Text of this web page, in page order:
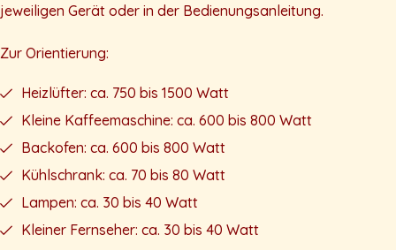
jeweiligen Gerät oder in der Bedienungsanleitung.
Zur Orientierung:
Heizlüfter: ca. 750 bis 1500 Watt
Kleine Kaffeemaschine: ca. 600 bis 800 Watt
Backofen: ca. 600 bis 800 Watt
Kühlschrank: ca. 70 bis 80 Watt
Lampen: ca. 30 bis 40 Watt
Kleiner Fernseher: ca. 30 bis 40 Watt